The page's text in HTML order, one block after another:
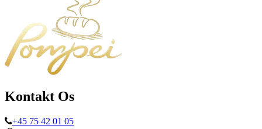
Kontakt Os
+45 75 42 01 05